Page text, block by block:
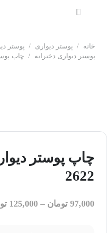
خانه / پوستر دیواری / پوستر
پوستر دیواری دخترانه
/ چاپ
چاپ پوستر
2622
97,000 تومان –
125,000